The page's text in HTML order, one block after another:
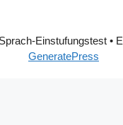
Einstufungstest •
GeneratePress